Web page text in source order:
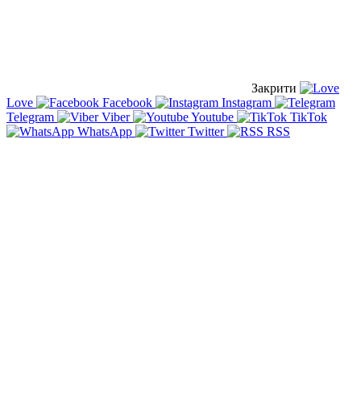
Закрити
Love
Facebook
Instagram
Telegram
Viber Youtube
TikTok
WhatsApp
Twitter RSS